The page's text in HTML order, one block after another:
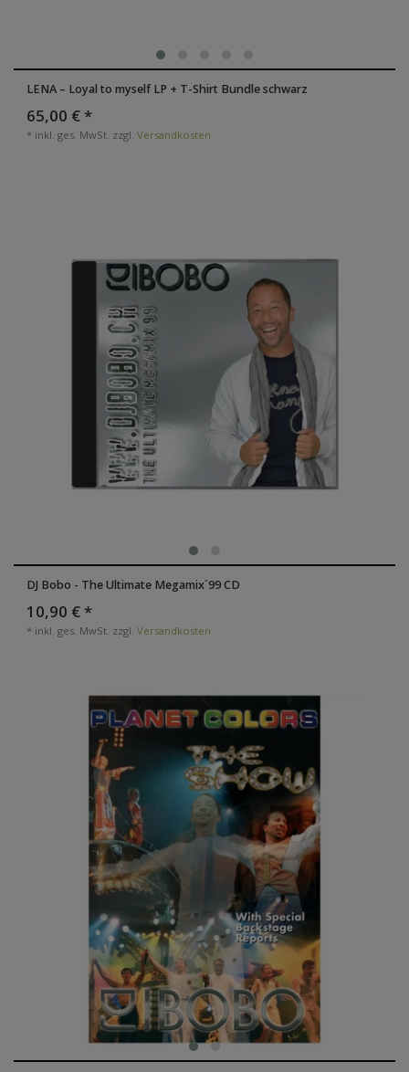
LENA – Loyal to myself LP + T-Shirt Bundle schwarz
65,00 € *
* inkl. ges. MwSt. zzgl. Versandkosten
DJ Bobo - The Ultimate Megamix´99 CD
10,90 € *
* inkl. ges. MwSt. zzgl. Versandkosten